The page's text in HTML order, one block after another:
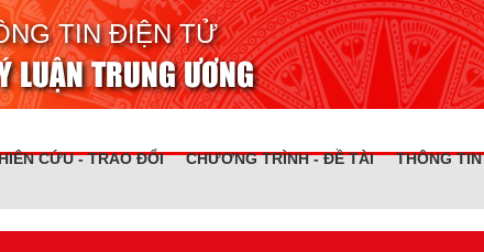
TIN ĐIỆN TỬ
LUẬN TRUNG ƯƠNG
CỨU - TRAO ĐỔI CHƯƠNG TRÌNH - ĐỀ TÀI THÔNG